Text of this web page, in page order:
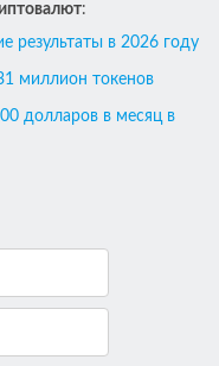
:
результаты в 2026 году
миллион токенов
долларов в месяц в